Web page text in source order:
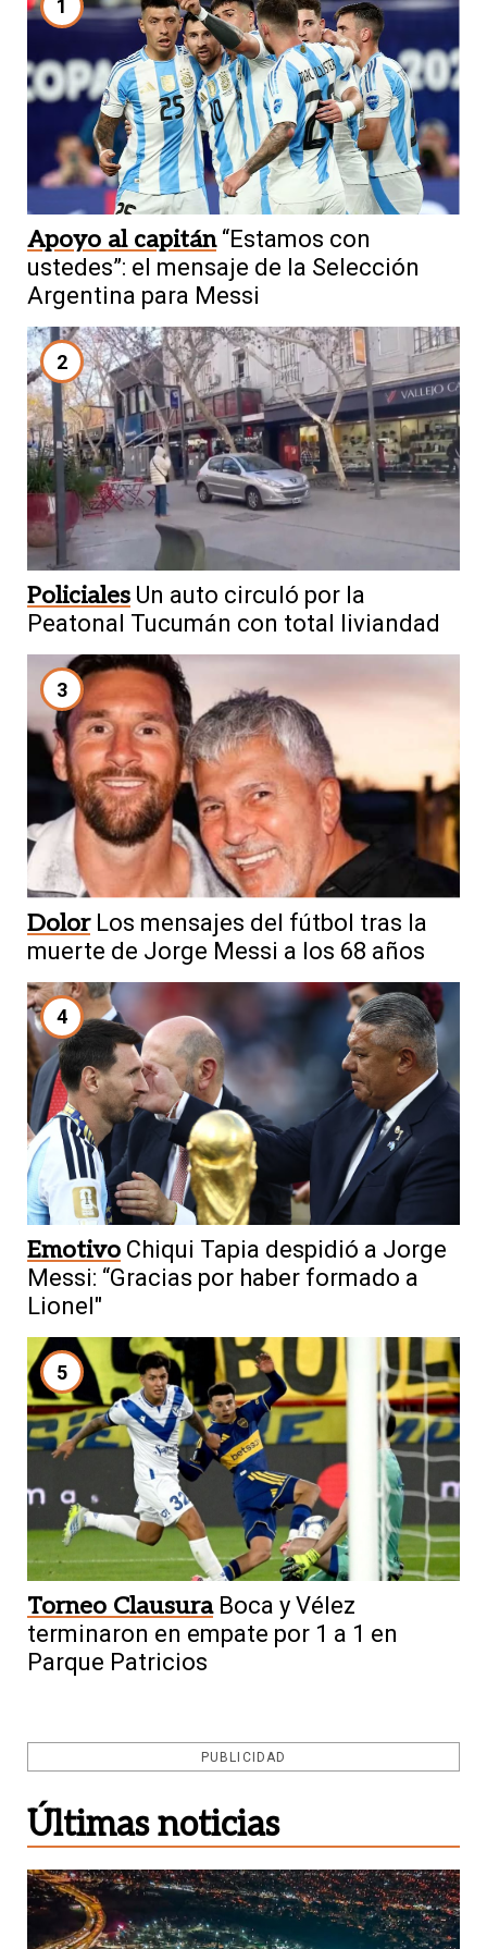
1
Apoyo al capitán “Estamos con
ustedes”: el mensaje de la Selección
Argentina para Messi
2
Policiales Un auto circuló por la
Peatonal Tucumán con total liviandad
3
Dolor Los mensajes del fútbol tras la
muerte de Jorge Messi a los 68 años
4
Emotivo Chiqui Tapia despidió a Jorge
Messi: “Gracias por haber formado a
Lionel"
5
Torneo Clausura Boca y Vélez
terminaron en empate por 1 a 1 en
Parque Patricios
PUBLICIDAD
Últimas noticias